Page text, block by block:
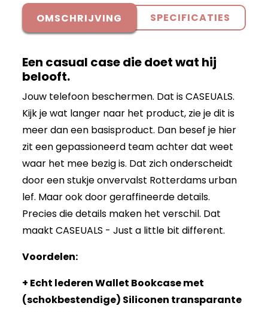
OMSCHRIJVING SPECIFICATIES
Een casual case die doet wat hij
belooft.
Jouw telefoon beschermen. Dat is CASEUALS.
Kijk je wat langer naar het product, zie je dit is
meer dan een basisproduct. Dan besef je hier
zit een gepassioneerd team achter dat weet
waar het mee bezig is. Dat zich onderscheidt
door een stukje onvervalst Rotterdams urban
lef. Maar ook door geraffineerde details.
Precies die details maken het verschil. Dat
maakt CASEUALS - Just a little bit different.
Voordelen:
+ Echt lederen Wallet Bookcase met
(schokbestendige) Siliconen transparante